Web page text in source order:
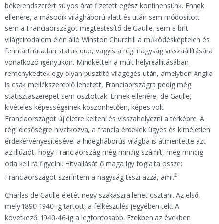
békerendszerért súlyos árat fizetett egész kontinensünk. Ennek
ellenére, a második világháború alatt és után sem módosított
sem a Franciaországot megtestesítő de Gaulle, sem a brit
világbirodalom élén álló Winston Churchill a működésképtelen és
fenntarthatatlan status quo, vagyis a régi nagyság visszaállítására
vonatkozó igényükön. Mindketten a múlt helyreállításában
reménykedtek egy olyan pusztító világégés után, amelyben Anglia
is csak mellékszereplő lehetett, Franciaországra pedig még
statisztaszerepet sem osztottak. Ennek ellenére, de Gaulle,
kivételes képességeinek köszönhetően, képes volt
Franciaországot új életre kelteni és visszahelyezni a térképre. A
régi dicsőségre hivatkozva, a francia érdekek ügyes és kíméletlen
érdekérvényesítésével a hidegháborús világba is átmentette azt
az illúziót, hogy Franciaország még mindig számít, még mindig
oda kell rá figyelni. Hitvallását ő maga így foglalta össze:
Franciaországot szerintem a nagyság teszi azzá, ami.2
Charles de Gaulle életét négy szakaszra lehet osztani. Az első,
mely 1890-1940-ig tartott, a felkészülés jegyében telt. A
következő: 1940-46-ig a legfontosabb. Ezekben az években